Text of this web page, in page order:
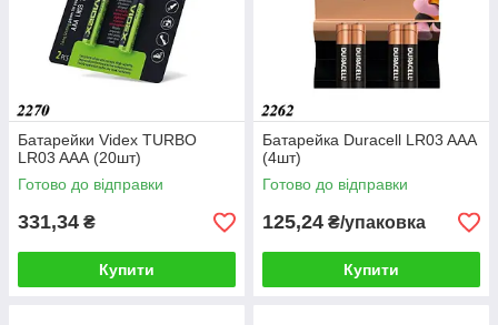
Батарейки Videx TURBO
LR03 AAА (20шт)
Готово до відправки
331,34 ₴
Купити
Батарейка Duracell LR03 AAA
(4шт)
Готово до відправки
125,24 ₴/упаковка
Купити